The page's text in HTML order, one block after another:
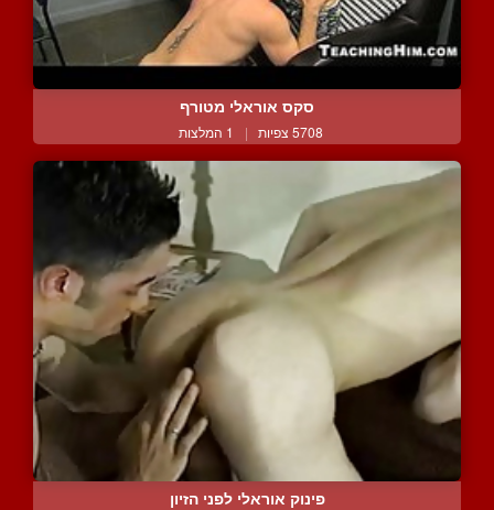
סקס אוראלי מטורף
5708 צפיות | 1 המלצות
פינוק אוראלי לפני הזיון